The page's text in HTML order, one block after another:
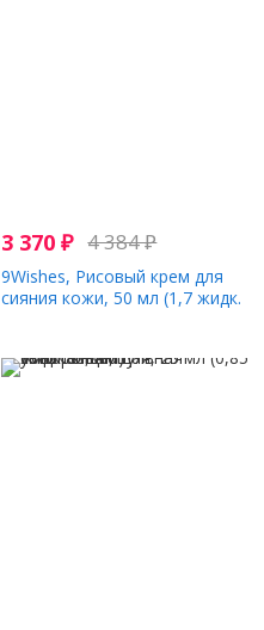
3 370₽ 4 384₽
9Wishes, Рисовый крем для
сияния кожи, 50 мл (1,7 жидк.